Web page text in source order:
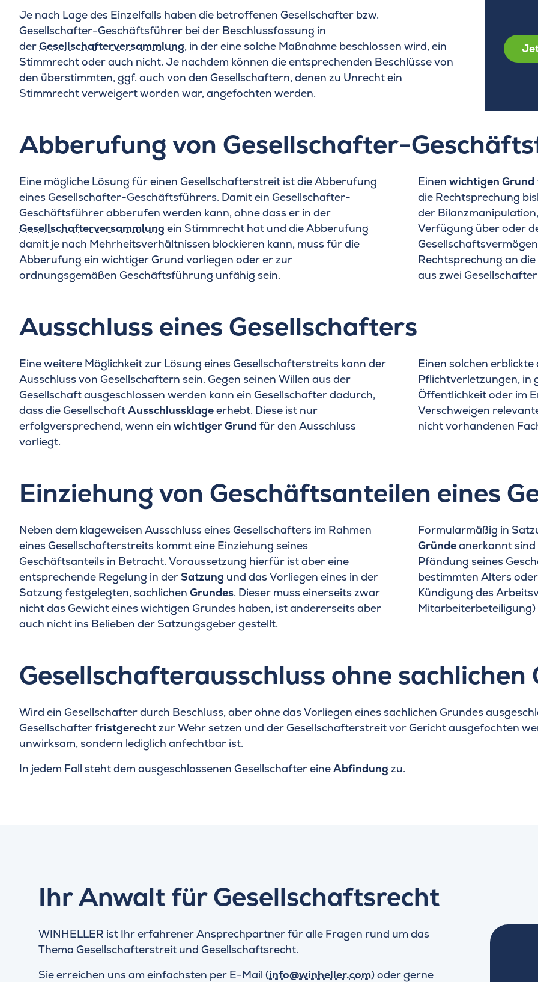
Je nach Lage des Einzelfalls haben die betroffenen Gesellschafter bzw.
Gesellschafter-Geschäftsführer bei der Beschlussfassung in
derGesellschafterversammlung, in der eine solche Maßnahme beschlossen wird, ein
Stimmrecht oder auch nicht. Je nachdem können die entsprechenden Beschlüsse von
den überstimmten, ggf. auch von den Gesellschaftern, denen zu Unrecht ein
Stimmrecht verweigert worden war, angefochten werden.
Abberufung von Gesellschafter-
Eine mögliche Lösung für einen Gesellschafterstreit ist die Abberufung
eines Gesellschafter-Geschäftsführers. Damit ein Gesellschafter-
Geschäftsführer abberufen werden kann, ohne dass er in der
Gesellschafterversammlung ein Stimmrecht hat und die Abberufung
damit je nach Mehrheitsverhältnissen blockieren kann, muss für die
Abberufung ein wichtiger Grund vorliegen oder er zur
ordnungsgemäßen Geschäftsführung unfähig sein.
Einen wichtigen Grund
die Rechtsprechung
der
Verfügung über oder
Rechtsprechung an
aus zwei
Ausschluss eines Gesellschafters
Eine weitere Möglichkeit zur Lösung eines Gesellschafterstreits kann der
Ausschluss von Gesellschaftern sein. Gegen seinen Willen aus der
Gesellschaft ausgeschlossen werden kann ein Gesellschafter dadurch,
dass die GesellschaftAusschlussklageerhebt. Diese ist nur
erfolgversprechend, wenn ein wichtiger Grund für den Ausschluss
vorliegt.
Einen solchen
Pflichtverletzungen, in
Öffentlichkeit oder im
Verschweigen
nicht vorhandenen
Einziehung von Geschäftsanteilen eines
Neben dem klageweisen Ausschluss eines Gesellschafters im Rahmen
eines Gesellschafterstreits kommt eine Einziehung seines
Geschäftsanteils in Betracht. Voraussetzung hierfür ist aber eine
entsprechende Regelung in der Satzung und das Vorliegen eines in der
Satzung festgelegten, sachlichen Grundes. Dieser muss einerseits zwar
nicht das Gewicht eines wichtigen Grundes haben, ist andererseits aber
auch nicht ins Belieben der Satzungsgeber gestellt.
Formularmäßig in
Gründeanerkannt sind
Pfändung seines
bestimmten Alters
Kündigung des
Mitarbeiterbeteiligung)
Gesellschafterausschluss ohne sachlichen
Wird ein Gesellschafter durch Beschluss, aber ohne das Vorliegen eines sachlichen Grundes
Gesellschafterfristgerechtzur Wehr setzen und der Gesellschafterstreit vor Gericht ausgefochten
unwirksam, sondern lediglich anfechtbar ist.
In jedem Fall steht dem ausgeschlossenen Gesellschafter eineAbfindung zu.
Ihr Anwalt für Gesellschaftsrecht
WINHELLER ist Ihr erfahrener Ansprechpartner für alle Fragen rund um das
Thema Gesellschafterstreit und Gesellschaftsrecht.
Sie erreichen uns am einfachsten per E-Mail (info@winheller.com) oder gerne